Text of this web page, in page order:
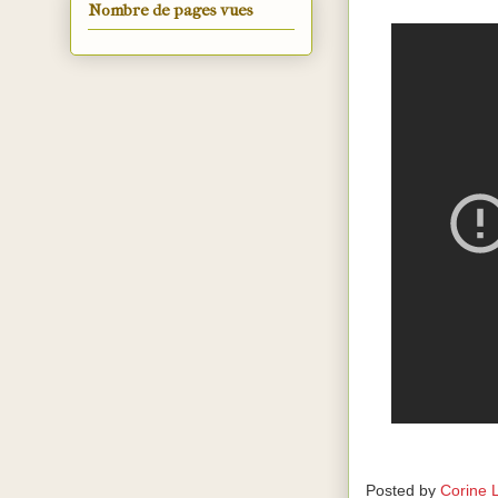
Posted by Corine
Nombre de pages vues